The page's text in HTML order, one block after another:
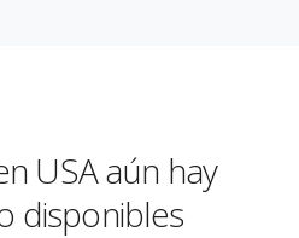
USA aún hay
disponibles